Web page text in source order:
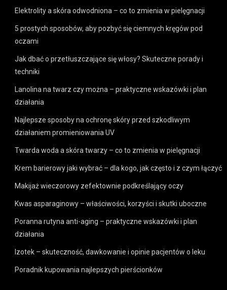
Elektrolity a skóra odwodniona – co to zmienia w pielęgnacji
5 prostych sposobów, aby pozbyć się ciemnych kręgów pod
oczami
Jak dbać o przetłuszczające się włosy? Skuteczne porady i
techniki
Lanolina na twarz czy można – praktyczne wskazówki i plan
działania
Najlepsze sposoby na ochronę skóry przed szkodliwym
działaniem promieniowania UV
Twarda woda a skóra twarzy – co to zmienia w pielęgnacji
Krem barierowy jaki wybrać – dla kogo, jak często i z czym łączyć
Makijaż wieczorowy zefektownie podkreślający oczy
Kwas asparaginowy – właściwości, korzyści i skutki uboczne
Poranna rutyna anti-aging – praktyczne wskazówki i plan
działania
Izotek – skuteczność, dawkowanie i opinie pacjentów o leku
Poradnik kupowania najlepszych pierścionków